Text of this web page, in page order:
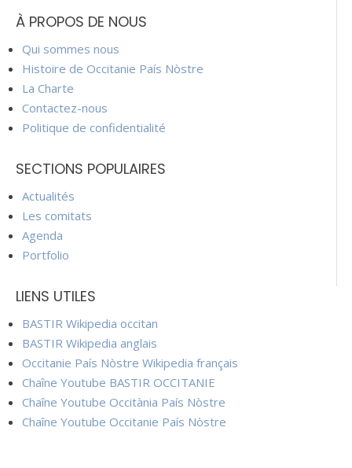
À PROPOS DE NOUS
Qui sommes nous
Histoire de Occitanie País Nòstre
La Charte
Contactez-nous
Politique de confidentialité
SECTIONS POPULAIRES
Actualités
Les comitats
Agenda
Portfolio
LIENS UTILES
BASTIR Wikipedia occitan
BASTIR Wikipedia anglais
Occitanie País Nòstre Wikipedia français
Chaîne Youtube BASTIR OCCITANIE
Chaîne Youtube Occitània País Nòstre
Chaîne Youtube Occitanie País Nòstre